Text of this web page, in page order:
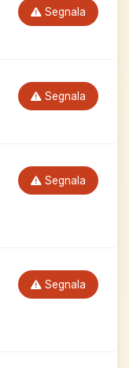
Segnala
Segnala
Segnala
Segnala